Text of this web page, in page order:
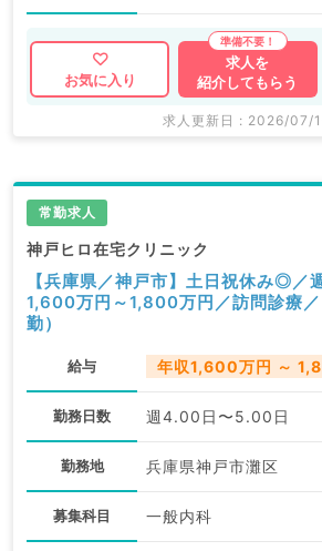
お気に入り
求人を
紹介してもらう
求人更新日 : 2026/07/
常勤求人
神戸ヒロ在宅クリニック
【兵庫県／神戸市】土日祝休み◎／
1,600万円～1,800万円／訪問診療
勤）
給与 年収1,600万円 ～
勤務日数 週4.00日〜5.00日
勤務地 兵庫県神戸市灘区
募集科目 一般内科